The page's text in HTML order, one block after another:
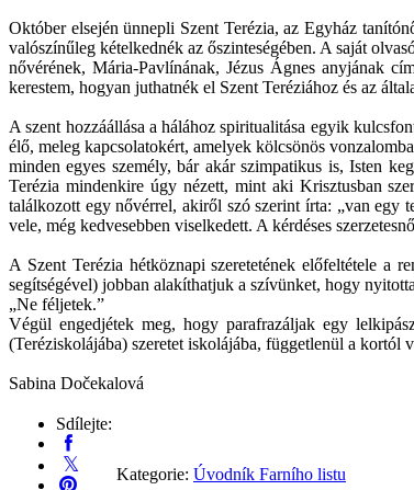
Október elsején ünnepli Szent Terézia, az Egyház
valószínűleg kételkednék az őszinteségében. A saját
nővérének, Mária-Pavlínának, Jézus Ágnes anyjának
kerestem, hogyan juthatnék el Szent Teréziához és az
A szent hozzáállása a hálához spiritualitása egyik
élő, meleg kapcsolatokért, amelyek kölcsönös
minden egyes személy, bár akár szimpatikus is, Isten
Terézia mindenkire úgy nézett, mint aki Krisztusban
találkozott egy nővérrel, akiről szó szerint írta: „van egy
vele, még kedvesebben viselkedett. A kérdéses
A Szent Terézia hétköznapi szeretetének előfeltétele a
segítségével) jobban alakíthatjuk a szívünket, hogy
„Ne féljetek.”
Végül engedjétek meg, hogy parafrazáljak egy
(Teréziskolájába) szeretet iskolájába, függetlenül a kortól
Sabina Dočekalová
Sdílejte:
Kategorie: Úvodník Farního listu